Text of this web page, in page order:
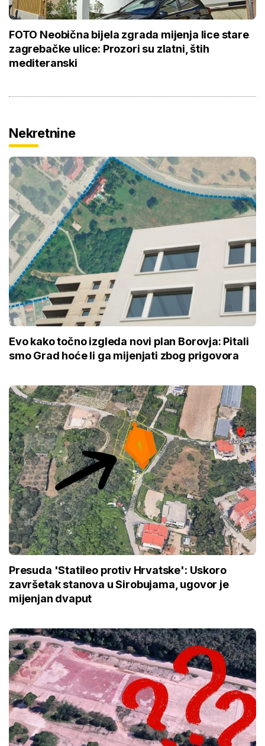
FOTO Neobična bijela zgrada mijenja lice stare
zagrebačke ulice: Prozori su zlatni, štih
mediteranski
Nekretnine
Evo kako točno izgleda novi plan Borovja: Pitali
smo Grad hoće li ga mijenjati zbog prigovora
Presuda 'Statileo protiv Hrvatske': Uskoro
završetak stanova u Sirobujama, ugovor je
mijenjan dvaput